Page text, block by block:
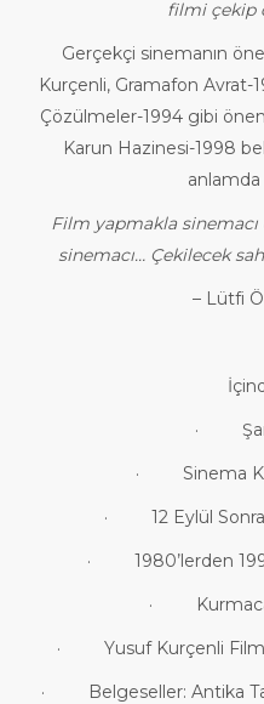
filmi çekip
Gerçekçi sinemanın
Kurçenli, Gramafon Avrat-
Çözülmeler-1994 gibi
Karun Hazinesi-1998
Film yapmakla
sinemacı… Çekilecek
– Lütfi
·
· Sinema
· 12 Eylül
· 1980’lerden
·
· Yusuf Kurçenli
· Belgeseller: Antika